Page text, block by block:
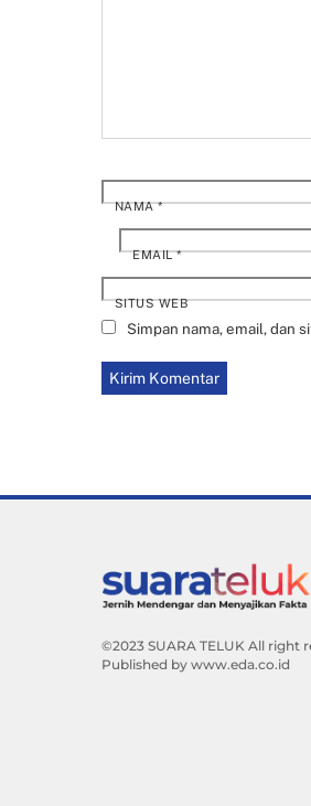
NAMA*
EMAIL*
SITUS WEB
Simpan nama, email, dan
©2023 SUARA TELUK All right
Published by www.eda.co.id